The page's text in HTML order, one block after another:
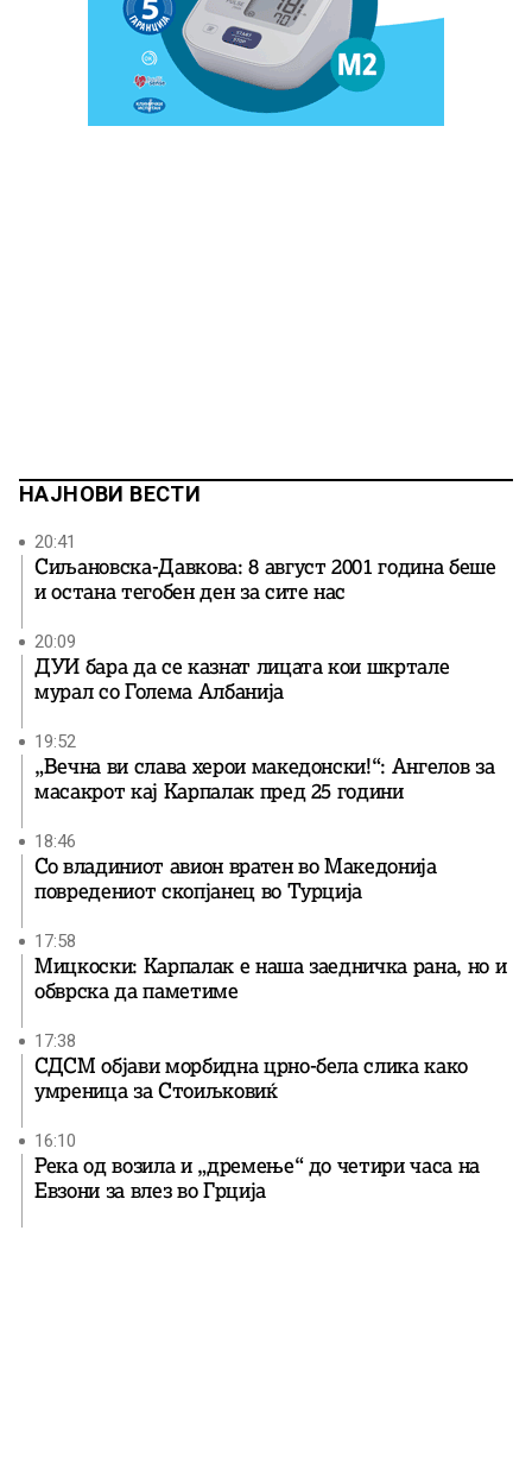
НАЈНОВИ ВЕСТИ
20:41
Сиљановска-Давкова: 8 август 2001 година беше
и остана тегобен ден за сите нас
20:09
ДУИ бара да се казнат лицата кои шкртале
мурал со Голема Албанија
19:52
„Вечна ви слава херои македонски!“: Ангелов за
масакрот кај Карпалак пред 25 години
18:46
Со владиниот авион вратен во Македонија
повредениот скопјанец во Турција
17:58
Мицкоски: Карпалак е наша заедничка рана, но и
обврска да паметиме
17:38
СДСМ објави морбидна црно-бела слика како
умреница за Стоиљковиќ
16:10
Река од возила и „дремење“ до четири часа на
Евзони за влез во Грција